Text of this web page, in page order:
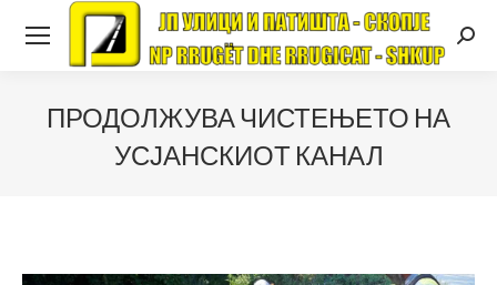
ПРОДОЛЖУВА ЧИСТЕЊЕТО НА
УСЈАНСКИОТ КАНАЛ